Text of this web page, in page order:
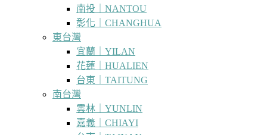
南投｜NANTOU
彰化｜CHANGHUA
東台灣
宜蘭｜YILAN
花蓮｜HUALIEN
台東｜TAITUNG
南台灣
雲林｜YUNLIN
嘉義｜CHIAYI